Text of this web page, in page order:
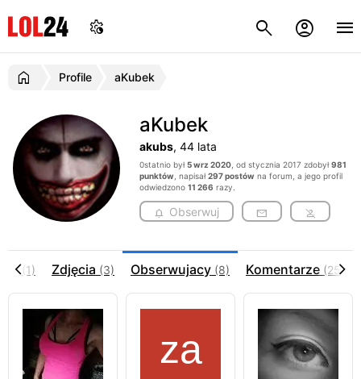
Profile aKubek
aKubek
akubs, 44 lata
0statnio był5 wrz 2020, od stycznia 2017 zdobył981
punktów , napisał297 postów na forum, a jego profil
odwiedzono 11 266 razy.
Obserwuj
(1) Zdjęcia (3) Obserwujacy (8) Komentarze (252)